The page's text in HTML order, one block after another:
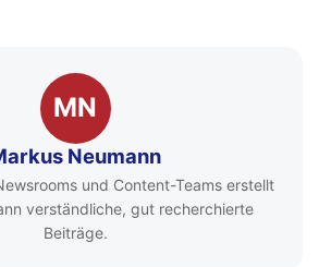
MN
Neumann
und Content-Teams erstellt
verständliche, gut recherchierte
Beiträge.